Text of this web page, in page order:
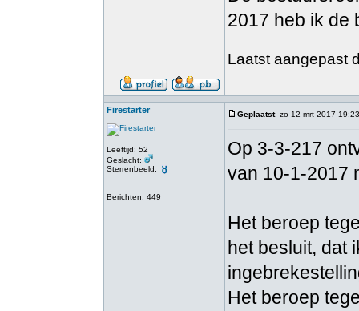
2017 heb ik de
Laatst aangepast
Firestarter
Leeftijd: 52
Geslacht:
Sterrenbeeld:
Berichten: 449
Geplaatst: zo 12 mrt 2017 19:23
Op 3-3-217
van 10-1-2017
Het beroep
het besluit, dat
Het beroep